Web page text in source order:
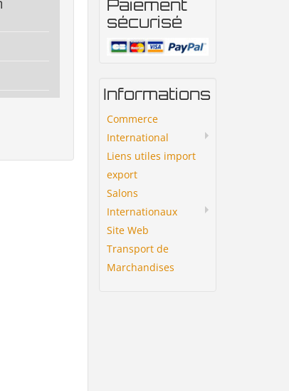
Paiement
sécurisé
Informations
Commerce
International
Liens utiles import
export
Salons
Internationaux
Site Web
Transport de
Marchandises